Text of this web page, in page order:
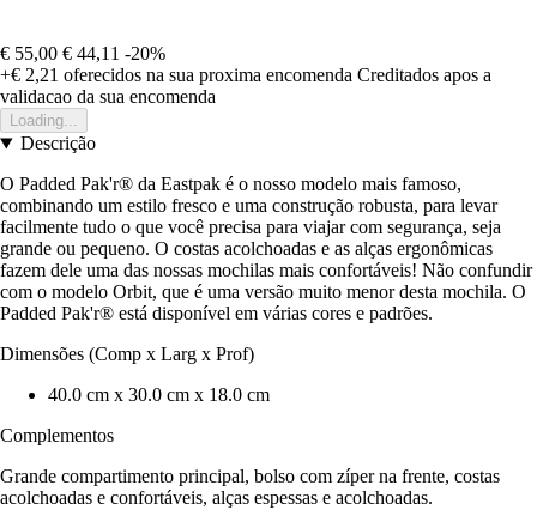
€ 55,00 € 44,11 -20%
+€ 2,21 oferecidos na sua proxima encomenda Creditados apos a
validacao da sua encomenda
Loading...
Descrição
O Padded Pak'r® da Eastpak é o nosso modelo mais famoso,
combinando um estilo fresco e uma construção robusta, para levar
facilmente tudo o que você precisa para viajar com segurança, seja
grande ou pequeno. O costas acolchoadas e as alças ergonômicas
fazem dele uma das nossas mochilas mais confortáveis! Não confundir
com o modelo Orbit, que é uma versão muito menor desta mochila. O
Padded Pak'r® está disponível em várias cores e padrões.
Dimensões (Comp x Larg x Prof)
40.0 cm x 30.0 cm x 18.0 cm
Complementos
Grande compartimento principal, bolso com zíper na frente, costas
acolchoadas e confortáveis, alças espessas e acolchoadas.